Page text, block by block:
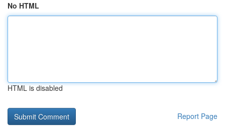
No HTML
HTML is disabled
Report Page